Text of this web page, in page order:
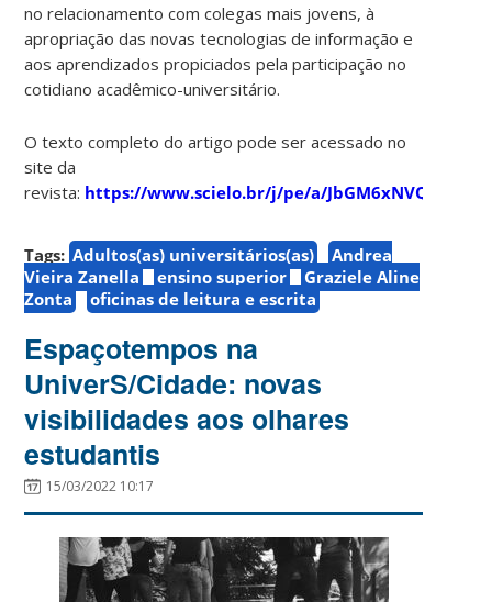
no relacionamento com colegas mais jovens, à
apropriação das novas tecnologias de informação e
aos aprendizados propiciados pela participação no
cotidiano acadêmico-universitário.
O texto completo do artigo pode ser acessado no
site da
revista: https://www.scielo.br/j/pe/a/
Tags: Adultos(as) universitários(as)
Andrea
Vieira Zanella
ensino superior
Graziele Aline
Zonta
oficinas de leitura e escrita
Espaçotempos na
UniverS/Cidade: novas
visibilidades aos olhares
estudantis
15/03/2022 10:17